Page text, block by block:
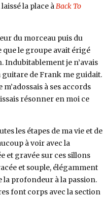
la place àBack To
du morceau puis du
le groupe avait érigé
Indubitablement je n’avais
guitare de Frank me guidait.
à ses accords
résonner en moi ce
les étapes de ma vie et de
à voir avec la
et gravée sur ces sillons
et souple, élégamment
la profondeur à la passion.
font corps avec la section